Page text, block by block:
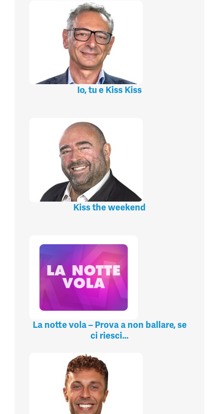
Io, tu e Kiss Kiss
Kiss the weekend
La notte vola – Prova a non ballare, se
ci riesci…